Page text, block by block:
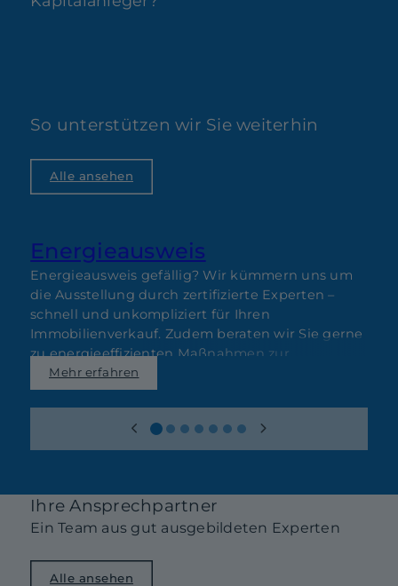
So unterstützen wir Sie weiterhin
Alle ansehen
Energieausweis
Energieausweis gefällig? Wir kümmern uns um
die Ausstellung durch zertifizierte Experten –
schnell und unkompliziert für Ihren
Immobilienverkauf. Zudem beraten wir Sie gerne
zu energieeffizienten Maßnahmen zur
Wertsteigerung.
Mehr erfahren
Ihre Ansprechpartner
Ein Team aus gut ausgebildeten Experten
Alle ansehen